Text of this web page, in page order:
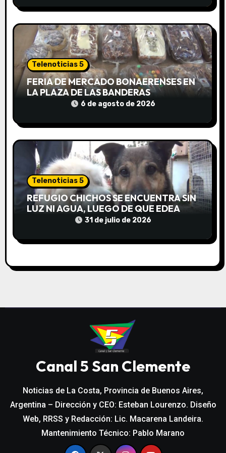
t
a
d
s
Telenoticias 5
FERIA DE MERCADO BONAERENSES EN
LA PLAZA DE LAS BANDERAS
6 de agosto de 2026
Telenoticias 5
REFUGIO CHICHOS SE ENCUENTRA SIN
LUZ NI AGUA, LUEGO DE QUE EDEA
CORTARA EL SUMINISTRO SIN AVISO
31 de julio de 2026
Canal 5 San Clemente
Noticias de La Costa, Provincia de Buenos Aires,
Argentina – Dirección y CEO: Esteban Lourenzo. Diseño
Web, RRSS y Redacción: Lic. Macarena Landeira.
Mantenimiento Técnico: Pablo Marano